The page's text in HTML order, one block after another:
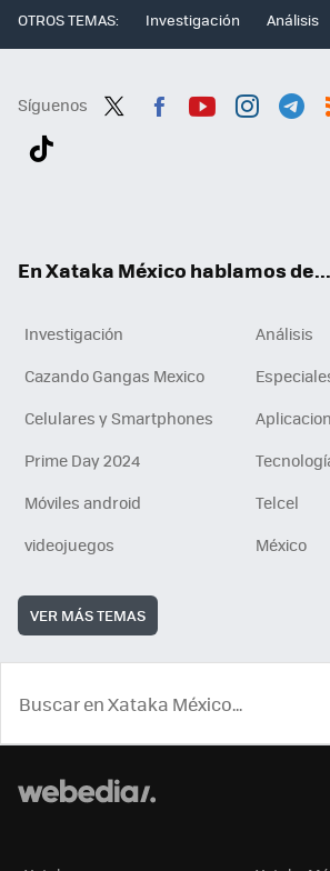
OTROS TEMAS: Investigación Análisis
Síguenos
En Xataka México hablamos de...
Investigación
Análisis
Cazando Gangas Mexico
Celulares y Smartphones
Prime Day 2024
Móviles android
Telcel
videojuegos
México
VER MÁS TEMAS